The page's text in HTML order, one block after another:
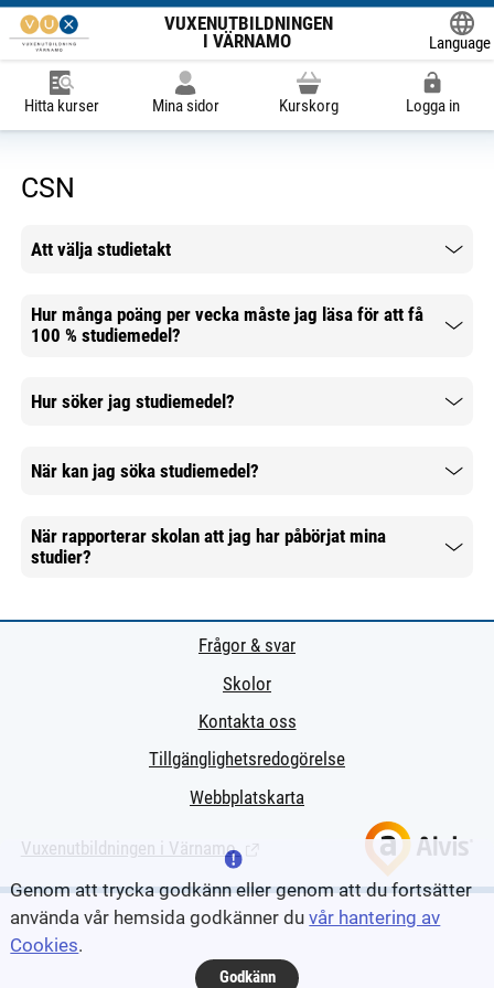
VUXENUTBILDNINGEN
I VÄRNAMO
Language
Hitta kurser Mina sidor Kurskorg Logga in
CSN
Att välja studietakt
Mer information
Hur många poäng per vecka måste jag läsa för att få
100 % studiemedel?
Mer information
Hur söker jag studiemedel?
Mer information
När kan jag söka studiemedel?
Mer information
När rapporterar skolan att jag har påbörjat mina
studier?
Mer information
Frågor & svar
Skolor
Kontakta oss
Tillgänglighetsredogörelse
Webbplatskarta
Vuxenutbildningen i Värnamo (Länk till extern sida.)
Genom att trycka godkänn eller genom att du fortsätter
använda vår hemsida godkänner duvår hantering av
Cookies.
Godkänn